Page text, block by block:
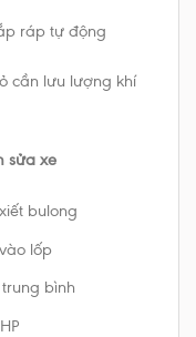
ráp tự động
cần lưu lượng khí
sửa xe
bulong
lốp
bình